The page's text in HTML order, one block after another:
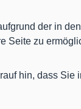
der in
Seite zu
hin, dass Sie